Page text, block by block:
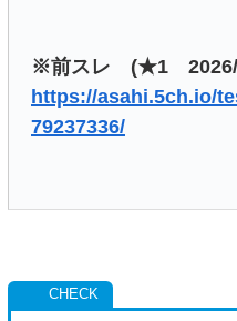
※前スレ (★1 2026/
https://asahi.5ch.io/
79237336/